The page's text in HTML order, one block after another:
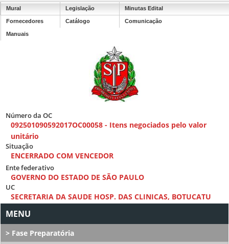
Mural Legislação Minutas Edital
Fornecedores Catálogo Comunicação
Manuais
Número da OC
092501090592017OC00058 - Itens negociados pelo valor
unitário
Situação
ENCERRADO COM VENCEDOR
Ente federativo
GOVERNO DO ESTADO DE SÃO PAULO
UC
SECRETARIA DA SAUDE HOSP. DAS CLINICAS, BOTUCATU
Fase Preparatória